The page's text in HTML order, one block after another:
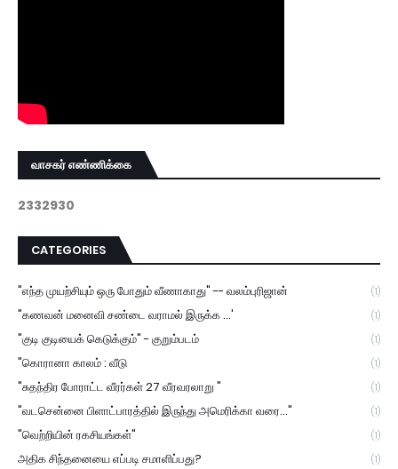
வாசகர் எண்ணிக்கை
2332930
CATEGORIES
"எந்த முயற்சியும் ஒரு போதும் வீணாகாது" -- வலம்புரிஜான் (1)
"கணவன் மனைவி சண்டை வராமல் இருக்க ...' (1)
"குடி குடியைக் கெடுக்கும்" - குறும்படம் (1)
"கொரானா காலம் : வீடு (1)
"சுதந்திர போராட்ட வீரர்கள் 27 வீரவரலாறு " (1)
"வடசென்னை பிளாட்பாரத்தில் இருந்து அமெரிக்கா வரை..." (1)
"வெற்றியின் ரகசியங்கள்" (1)
அதிக சிந்தனையை எப்படி சமாளிப்பது? (1)